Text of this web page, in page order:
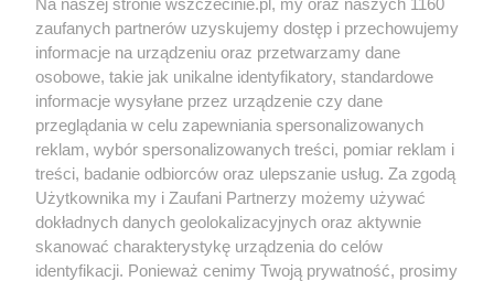
Więcej
20. urodzin portalu
wSzczecinie.pl
Regulamin konkursów
śniadaniówka "Hej
Szczecin! Jest piątek!"
Partnerzy
Praca Szczecin
zaufanych partnerów uzyskujemy dostęp i przechowujemy
informacje na urządzeniu oraz przetwarzamy dane
osobowe, takie jak unikalne identyfikatory, standardowe
informacje wysyłane przez urządzenie czy dane
przeglądania w celu zapewniania spersonalizowanych
reklam, wybór spersonalizowanych treści, pomiar reklam i
treści, badanie odbiorców oraz ulepszanie usług. Za zgodą
Użytkownika my i Zaufani Partnerzy możemy używać
dokładnych danych geolokalizacyjnych oraz aktywnie
skanować charakterystykę urządzenia do celów
identyfikacji. Ponieważ cenimy Twoją prywatność, prosimy